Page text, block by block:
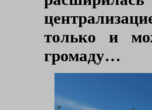
только и
громаду…